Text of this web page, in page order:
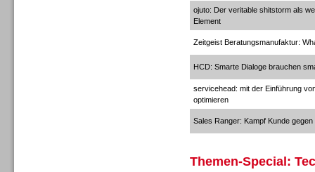
ojuto: Der veritable shitstorm als
Element
Zeitgeist Beratungsmanufaktur:
HCD: Smarte Dialoge brauchen
servicehead: mit der Einführung
optimieren
Sales Ranger: Kampf Kunde
Themen-Special: